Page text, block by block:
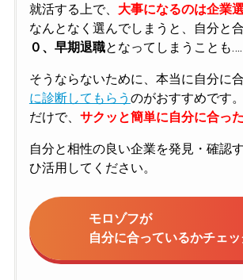
就活する上で、 大事になるのは企業
なんとなく選んでしまうと、自分と
０、早期退職となってしまうことも
そうならないために、本当に自分に
に診断してもらう のがおすすめです
だけで、 サクッと簡単に自分に合っ
自分と相性の良い企業を発見・確認
ひ活用してください。
モロゾフが
自分に合っているかチェッ